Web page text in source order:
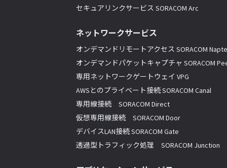
セキュアリンクサービス SORACOM Arc
ネットワークサービス
オンデマンドリモートアクセス SORACOM
オンデマンドパケットキャプチャ SORACOM
専用ネットワークゲートウェイ VPG
AWSとのプライベート接続 SORACOM Canal
専用線接続 SORACOM Direct
仮想専用線接続 SORACOM Door
デバイスLAN接続 SORACOM Gate
透過型トラフィック処理 SORACOM Junction